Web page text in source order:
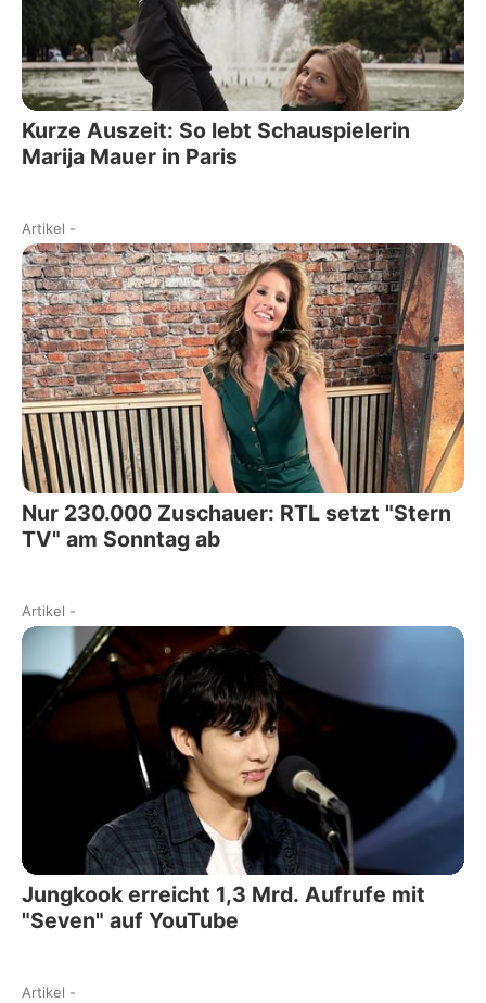
Kurze Auszeit: So lebt Schauspielerin
Marija Mauer in Paris
Artikel -
Nur 230.000 Zuschauer: RTL setzt "Stern
TV" am Sonntag ab
Artikel -
Jungkook erreicht 1,3 Mrd. Aufrufe mit
"Seven" auf YouTube
Artikel -